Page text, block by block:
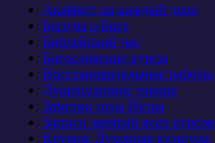
Акафист на каждый день
Беседы о Боге
Библейский час
Богословские курсы
Восстановительные работы
Душеполезное чтение
Заметки отца Петра
Записи занятий всех курсов
Кружок Духовная культура